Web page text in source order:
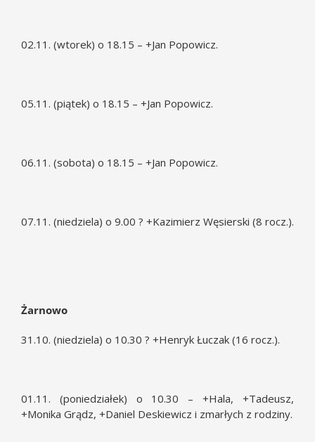
02.11. (wtorek) o 18.15 – +Jan Popowicz.
05.11. (piątek) o 18.15 – +Jan Popowicz.
06.11. (sobota) o 18.15 – +Jan Popowicz.
07.11. (niedziela) o 9.00 ? +Kazimierz Węsierski (8 rocz.).
Żarnowo
31.10. (niedziela) o 10.30 ? +Henryk Łuczak (16 rocz.).
01.11. (poniedziałek) o 10.30 – +Hala, +Tadeusz,
+Monika Grądz, +Daniel Deskiewicz i zmarłych z rodziny.